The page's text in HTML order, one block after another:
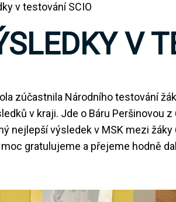
v testování SCIO
V
zúčastnila Národního testování
v kraji. Jde o Báru Peršinovou
nejlepší výsledek v MSK mezi
gratulujeme a přejeme hodně